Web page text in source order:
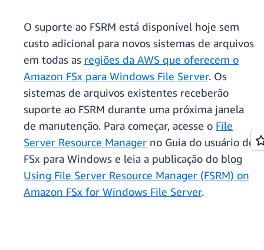
O suporte ao FSRM está disponível hoje sem
custo adicional para novos sistemas de arquivos
em todas as regiões da AWS que oferecem o
Amazon FSx para Windows File Server. Os
sistemas de arquivos existentes receberão
suporte ao FSRM durante uma próxima janela
de manutenção. Para começar, acesse o File
Server Resource Manager no Guia do usuário do
FSx para Windows e leia a publicação do blog
Using File Server Resource Manager (FSRM) on
Amazon FSx for Windows File Server.